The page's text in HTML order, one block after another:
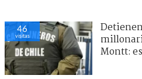
46
visitas
Montt: